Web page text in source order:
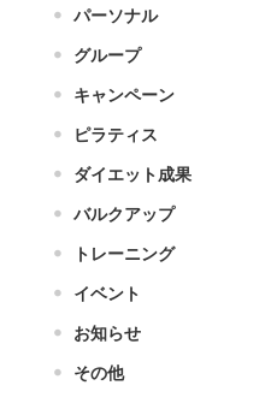
パーソナル
グループ
キャンペーン
ピラティス
ダイエット成果
バルクアップ
トレーニング
イベント
お知らせ
その他